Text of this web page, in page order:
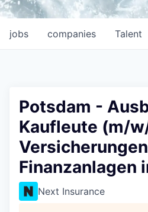
jobs companies Talent
Potsdam -
Kaufleute (m/
Finanzanlagen
Next Insurance